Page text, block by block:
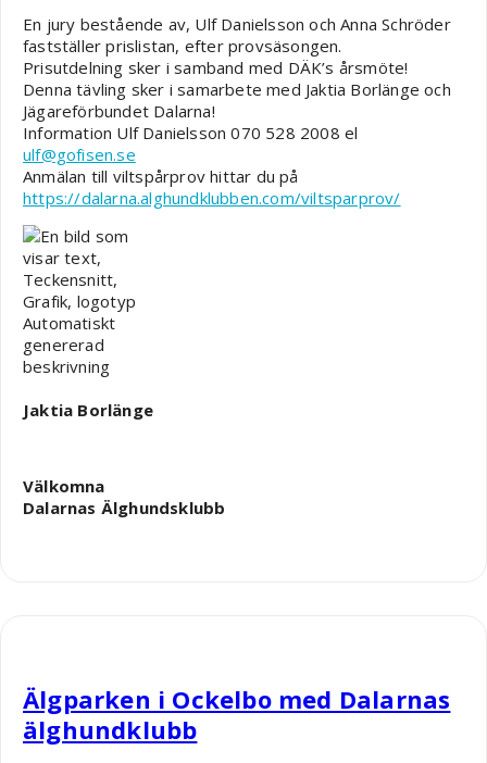
En jury bestående av, Ulf Danielsson och Anna Schröder
fastställer prislistan, efter provsäsongen.
Prisutdelning sker i samband med DÄK’s årsmöte!
Denna tävling sker i samarbete med Jaktia Borlänge och
Jägareförbundet Dalarna!
Information Ulf Danielsson 070 528 2008 el
ulf@gofisen.se
Anmälan till viltspårprov hittar du på
https://dalarna.alghundklubben.com/viltsparprov/
Jaktia Borlänge
Välkomna
Dalarnas Älghundsklubb
Älgparken i Ockelbo med Dalarnas
älghundklubb